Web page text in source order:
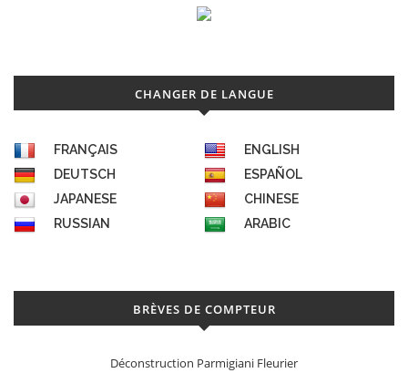
CHANGER DE LANGUE
FRANÇAIS
ENGLISH
DEUTSCH
ESPAÑOL
JAPANESE
CHINESE
RUSSIAN
ARABIC
BRÈVES DE COMPTEUR
Déconstruction Parmigiani Fleurier